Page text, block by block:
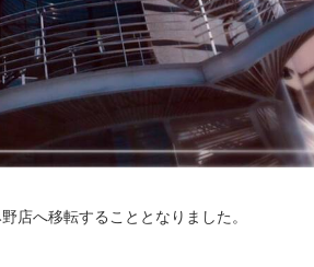
店へ移転することとなりました。